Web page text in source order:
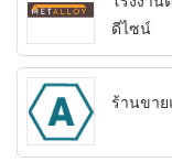
ดีไซน์
ร้านขา